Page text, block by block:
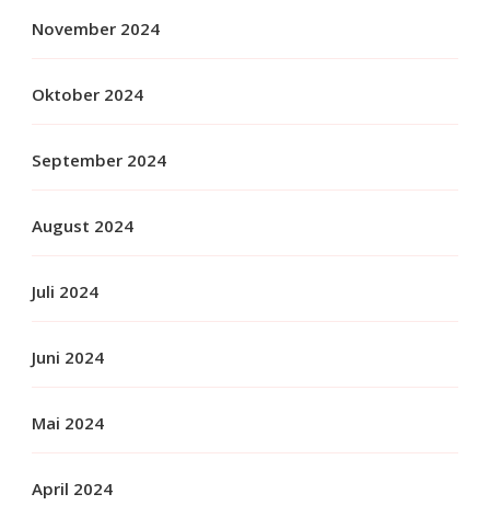
November 2024
Oktober 2024
September 2024
August 2024
Juli 2024
Juni 2024
Mai 2024
April 2024